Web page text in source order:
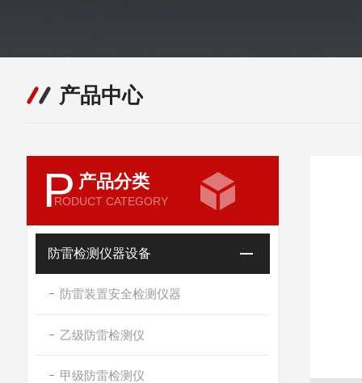
产品中心
P 产品分类
RODUCT CATEGORY
防雷检测仪器设备
防雷装置安全检测仪器
乙级防雷检测仪
甲级防雷检测仪